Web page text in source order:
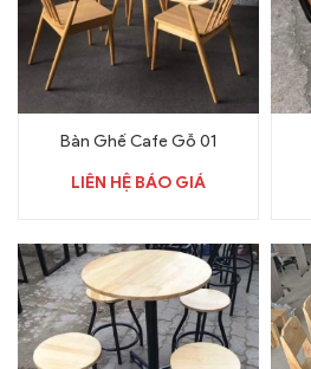
Bàn Ghế Cafe Gỗ 01
LIÊN HỆ BÁO GIÁ